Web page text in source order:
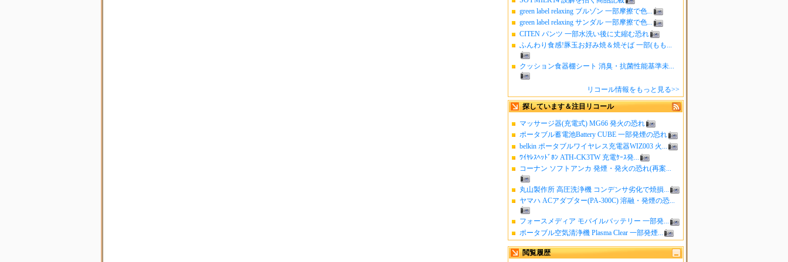
green label relaxing ブルゾン 一部摩擦で色...
green label relaxing サンダル 一部摩擦で色...
CITEN パンツ 一部水洗い後に丈縮む恐れ
ふんわり食感!豚玉お好み焼＆焼そば 一部(もも...
クッション食器棚シート 消臭・抗菌性能基準未...
リコール情報をもっと見る>>
探しています＆注目リコール
マッサージ器(充電式) MG66 発火の恐れ
ポータブル蓄電池Battery CUBE 一部発煙の恐れ
belkin ポータブルワイヤレス充電器WIZ003 火...
ﾜｲﾔﾚｽﾍｯﾄﾞﾎﾝ ATH-CK3TW 充電ｹｰｽ発...
コーナン ソフトアンカ 発煙・発火の恐れ(再案...
丸山製作所 高圧洗浄機 コンデンサ劣化で焼損...
ヤマハ ACアダプター(PA-300C) 溶融・発煙の恐...
フォースメディア モバイルバッテリー 一部発...
ポータブル空気清浄機 Plasma Clear 一部発煙...
閲覧履歴